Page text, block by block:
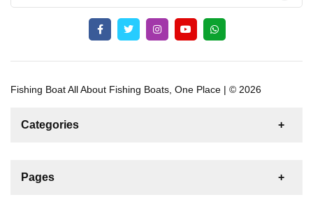
Fishing Boat All About Fishing Boats, One Place | © 2026
Categories
For Sale
Pages